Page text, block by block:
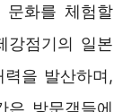
문화를 체험할
강점기의 일본
을 발산하며,
은 방문객들에